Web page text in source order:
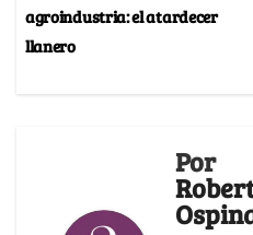
agroindustria: el atardecer
llanero
Por